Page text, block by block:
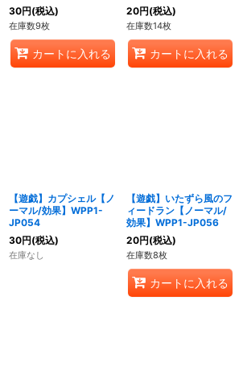
30円(税込)
在庫数9枚
カートに入れる
20円(税込)
在庫数14枚
カートに入れる
【遊戯】カプシェル【ノ
ーマル/効果】WPP1-
JP054
30円(税込)
在庫なし
【遊戯】いたずら風のフ
ィードラン【ノーマル/
効果】WPP1-JP056
20円(税込)
在庫数8枚
カートに入れる